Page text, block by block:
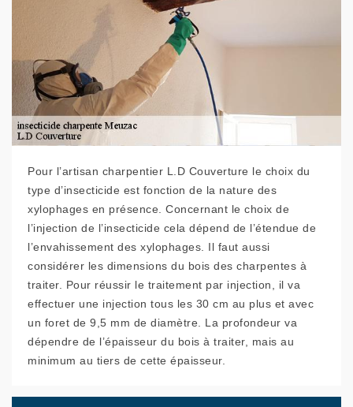
Pour l’artisan charpentier L.D Couverture le choix du
type d’insecticide est fonction de la nature des
xylophages en présence. Concernant le choix de
l’injection de l’insecticide cela dépend de l’étendue de
l’envahissement des xylophages. Il faut aussi
considérer les dimensions du bois des charpentes à
traiter. Pour réussir le traitement par injection, il va
effectuer une injection tous les 30 cm au plus et avec
un foret de 9,5 mm de diamètre. La profondeur va
dépendre de l’épaisseur du bois à traiter, mais au
minimum au tiers de cette épaisseur.